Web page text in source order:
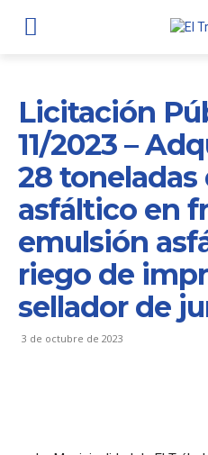
Licitación
11/2023 –
28
asfáltico en
emulsión
riego de
sellador de
3 de octubre de 2023